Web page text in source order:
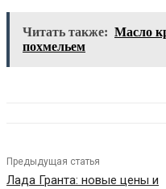
Читать также: Масло
похмельем
Предыдущая статья
Лада Гранта: новые цены и